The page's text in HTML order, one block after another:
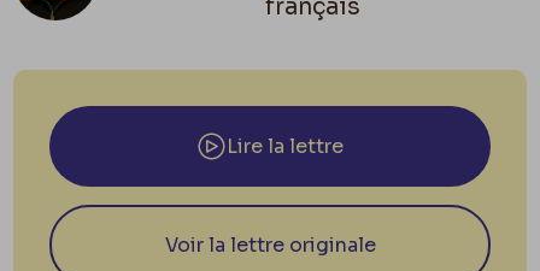
français
Lire la lettre
Voir la lettre originale